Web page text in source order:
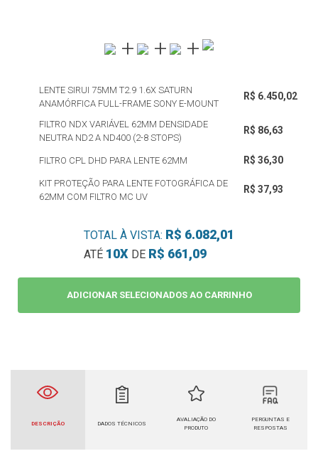
LENTE SIRUI 75MM T2.9 1.6X SATURN
ANAMÓRFICA FULL-FRAME SONY E-MOUNT
R$ 6.450,02
FILTRO NDX VARIÁVEL 62MM DENSIDADE
NEUTRA ND2 A ND400 (2-8 STOPS)
R$ 86,63
FILTRO CPL DHD PARA LENTE 62MM R$ 36,30
KIT PROTEÇÃO PARA LENTE FOTOGRÁFICA DE
62MM COM FILTRO MC UV
R$ 37,93
ADICIONAR SELECIONADOS AO CARRINHO
TOTAL À VISTA: R$ 6.082,01
ATÉ 10X DE R$ 661,09
DESCRIÇÃO DADOS TÉCNICOS
AVALIAÇÃO DO
PRODUTO
PERGUNTAS E
RESPOSTAS